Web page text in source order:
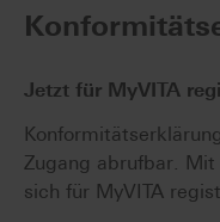
Jetzt für MyVITA
Zugang abrufbar.
sich für MyVITA